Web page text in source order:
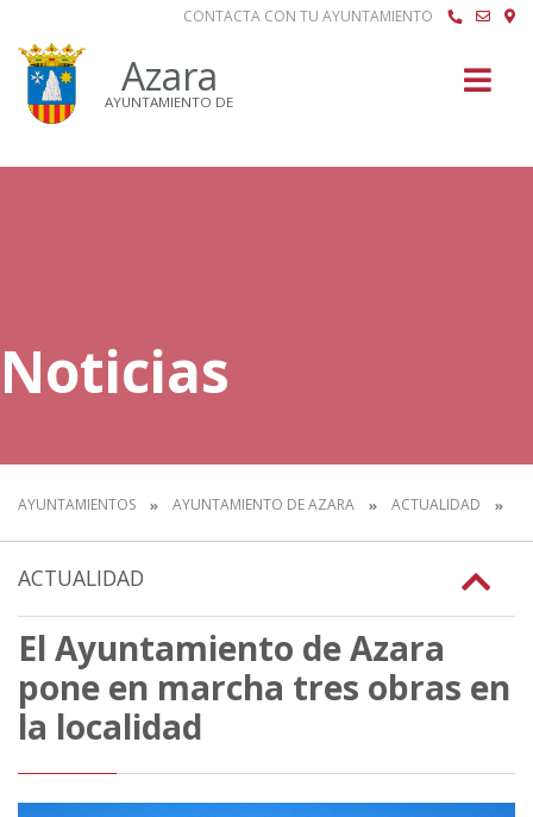
CONTACTA CON TU AYUNTAMIENTO
Azara
AYUNTAMIENTO DE
Noticias
AYUNTAMIENTOS AYUNTAMIENTO DE AZARA ACTUALIDAD
ACTUALIDAD
El Ayuntamiento de Azara
pone en marcha tres obras en
la localidad